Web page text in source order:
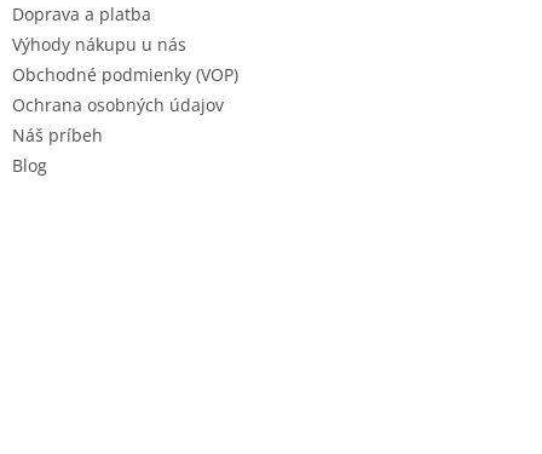
Doprava a platba
Výhody nákupu u nás
Obchodné podmienky (VOP)
Ochrana osobných údajov
Náš príbeh
Blog